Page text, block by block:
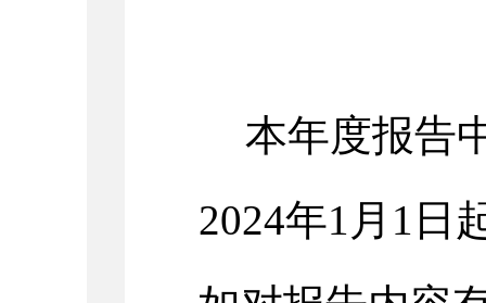
本年度报告
2024年1月1日